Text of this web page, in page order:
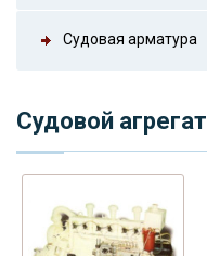
Судовая арматура
Судовой